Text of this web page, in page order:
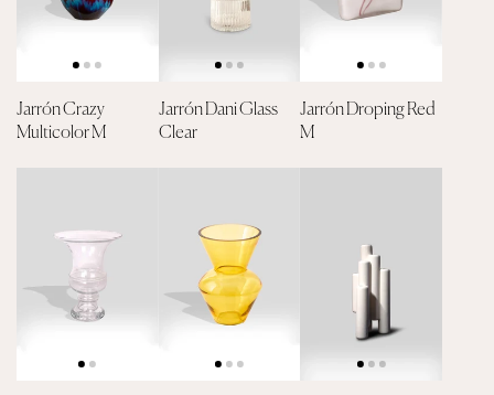
Jarrón Crazy
Multicolor M
Jarrón Dani Glass
Clear
Jarrón Droping Red
M